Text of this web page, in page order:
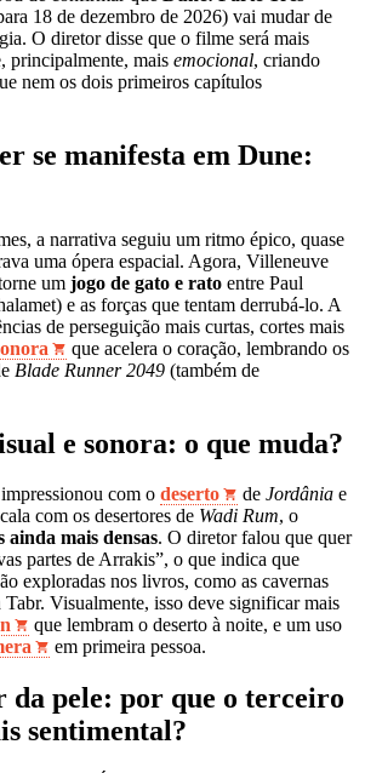
18 de dezembro de 2026) vai mudar de
O diretor disse que o filme será mais
principalmente, mais emocional, criando
nem os dois primeiros capítulos
se manifesta em Dune:
a narrativa seguiu um ritmo épico, quase
uma ópera espacial. Agora, Villeneuve
um jogo de gato e rato entre Paul
e as forças que tentam derrubá‑lo. A
de perseguição mais curtas, cortes mais
que acelera o coração, lembrando os
Blade Runner 2049 (também de
e sonora: o que muda?
com o deserto de Jordânia e
com os desertores de Wadi Rum, o
ainda mais densas. O diretor falou que quer
partes de Arrakis”, o que indica que
exploradas nos livros, como as cavernas
Tabr. Visualmente, isso deve significar mais
que lembram o deserto à noite, e um uso
em primeira pessoa.
da pele: por que o terceiro
sentimental?